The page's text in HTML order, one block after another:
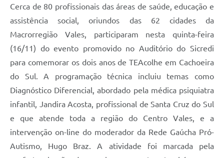
Cerca de 80 profissionais das áreas de saúde, educação e
assistência social, oriundos das 62 cidades da
Macrorregião Vales, participaram nesta quinta-feira
(16/11) do evento promovido no Auditório do Sicredi
para comemorar os dois anos de TEAcolhe em Cachoeira
do Sul. A programação técnica incluiu temas como
Diagnóstico Diferencial, abordado pela médica psiquiatra
infantil, Jandira Acosta, profissional de Santa Cruz do Sul
e que atende toda a região do Centro Vales, e a
intervenção on-line do moderador da Rede Gaúcha Pró-
Autismo, Hugo Braz. A atividade foi marcada pela